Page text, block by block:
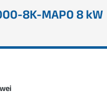
8K-MAP0 8 kW